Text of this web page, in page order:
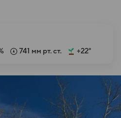
741 мм рт. ст. +22°